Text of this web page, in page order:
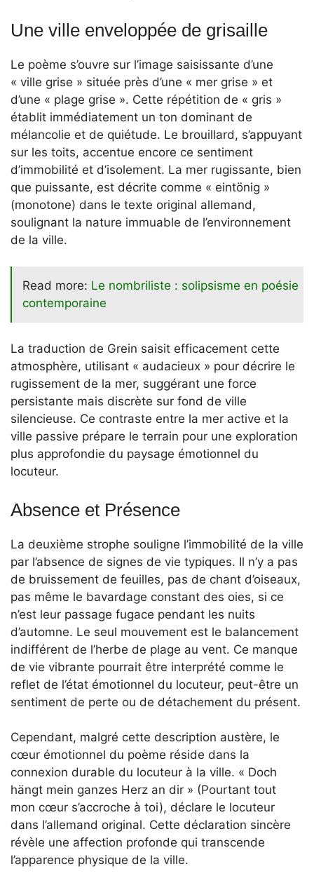
Une ville enveloppée de grisaille
Le poème s’ouvre sur l’image saisissante d’une
« ville grise » située près d’une « mer grise » et
d’une « plage grise ». Cette répétition de « gris »
établit immédiatement un ton dominant de
mélancolie et de quiétude. Le brouillard, s’appuyant
sur les toits, accentue encore ce sentiment
d’immobilité et d’isolement. La mer rugissante, bien
que puissante, est décrite comme « eintönig »
(monotone) dans le texte original allemand,
soulignant la nature immuable de l’environnement
de la ville.
Read more: Le nombriliste : solipsisme en poésie
contemporaine
La traduction de Grein saisit efficacement cette
atmosphère, utilisant « audacieux » pour décrire le
rugissement de la mer, suggérant une force
persistante mais discrète sur fond de ville
silencieuse. Ce contraste entre la mer active et la
ville passive prépare le terrain pour une exploration
plus approfondie du paysage émotionnel du
locuteur.
Absence et Présence
La deuxième strophe souligne l’immobilité de la ville
par l’absence de signes de vie typiques. Il n’y a pas
de bruissement de feuilles, pas de chant d’oiseaux,
pas même le bavardage constant des oies, si ce
n’est leur passage fugace pendant les nuits
d’automne. Le seul mouvement est le balancement
indifférent de l’herbe de plage au vent. Ce manque
de vie vibrante pourrait être interprété comme le
reflet de l’état émotionnel du locuteur, peut-être un
sentiment de perte ou de détachement du présent.
Cependant, malgré cette description austère, le
cœur émotionnel du poème réside dans la
connexion durable du locuteur à la ville. « Doch
hängt mein ganzes Herz an dir » (Pourtant tout
mon cœur s’accroche à toi), déclare le locuteur
dans l’allemand original. Cette déclaration sincère
révèle une affection profonde qui transcende
l’apparence physique de la ville.